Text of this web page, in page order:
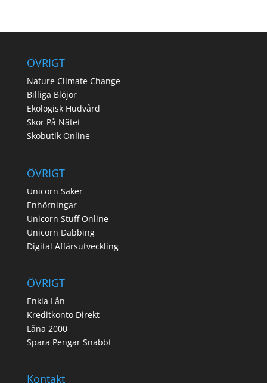
ÖVRIGT
Nature Climate Change
Billiga Blöjor
Ekologisk Hudvård
Skor På Nätet
Skobutik Online
ÖVRIGT
Unicorn Saker
Enhörningar
Unicorn Stuff Online
Unicorn Dabbing
Digital Affärsutveckling
ÖVRIGT
Enkla Lån
Kreditkonto Direkt
Låna 2000
Spara Pengar Snabbt
Kontakt